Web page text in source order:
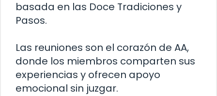
basada en las Doce Tradiciones y
Pasos.
Las reuniones son el corazón de AA,
donde los miembros comparten sus
experiencias y ofrecen apoyo
emocional sin juzgar.